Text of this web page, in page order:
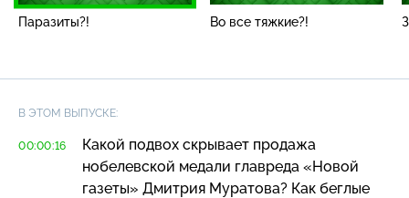
Паразиты?! Во все тяжкие?!
В ЭТОМ ВЫПУСКЕ:
00:00:16
Какой подвох скрывает продажа
нобелевской медали главреда «Новой
газеты» Дмитрия Муратова? Как беглые